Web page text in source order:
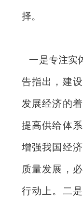
择。
一是专注实
告指出，建
发展经济的
提高供给体
增强我国经
质量发展，
行动上。二